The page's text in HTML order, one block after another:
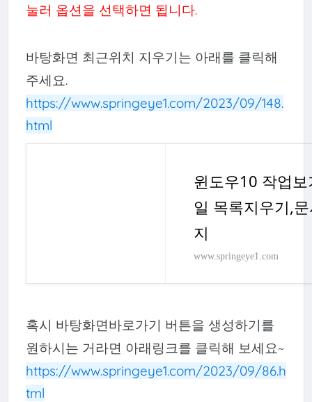
눌러 옵션을 선택하면 됩니다.
바탕화면 최근위치 지우기는 아래를 클릭해
주세요.
https://www.springeye1.com/2023/09/148.
html
윈도우10 작업
일 목록지우기,
지
www.springeye1.com
혹시 바탕화면바로가기 버튼을 생성하기를
원하시는 거라면 아래링크를 클릭해 보세요~
https://www.springeye1.com/2023/09/86.h
tml